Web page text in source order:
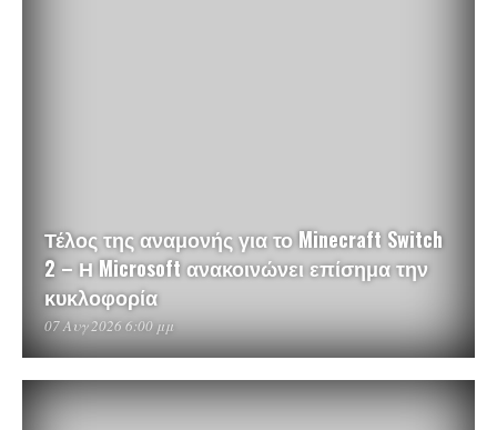
Τέλος της αναμονής για το Minecraft Switch
2 – Η Microsoft ανακοινώνει επίσημα την
κυκλοφορία
07 Αυγ 2026 6:00 μμ